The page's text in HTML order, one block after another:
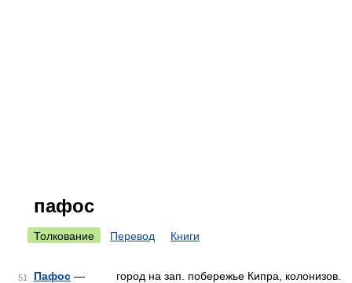
пафос
Толкование Перевод Книги
51 Пафос — город на зап. побережье Кипра, колонизов.